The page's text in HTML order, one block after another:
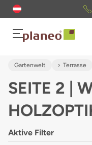
Gartenwelt Terrasse
SEITE 2 |
Aktive Filter